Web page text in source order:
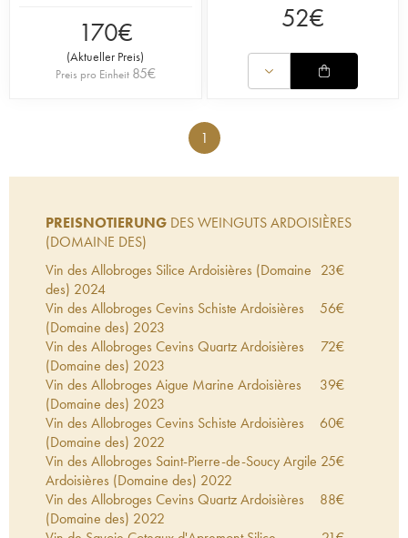
170€
(Aktueller Preis)
Preis pro Einheit 85€
52€
1
PREISNOTIERUNG DES WEINGUTS ARDOISIÈRES
(DOMAINE DES)
Vin des Allobroges Silice Ardoisières (Domaine
des) 2024
23€
Vin des Allobroges Cevins Schiste Ardoisières
(Domaine des) 2023
56€
Vin des Allobroges Cevins Quartz Ardoisières
(Domaine des) 2023
72€
Vin des Allobroges Aigue Marine Ardoisières
(Domaine des) 2023
39€
Vin des Allobroges Cevins Schiste Ardoisières
(Domaine des) 2022
60€
Vin des Allobroges Saint-Pierre-de-Soucy Argile
Ardoisières (Domaine des) 2022
25€
Vin des Allobroges Cevins Quartz Ardoisières
(Domaine des) 2022
88€